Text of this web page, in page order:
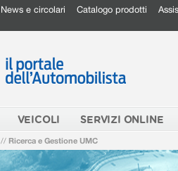
News e circolari Catalogo prodotti
VEICOLI SERVIZI ONLINE
// Ricerca e Gestione UMC